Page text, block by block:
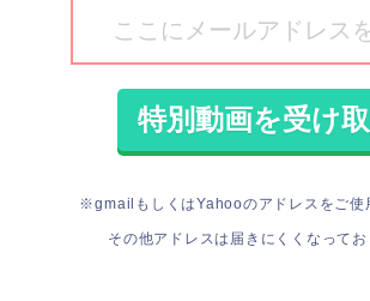
※gmailもしくはYahooのアドレスをご使
その他アドレスは届きにくくなってお